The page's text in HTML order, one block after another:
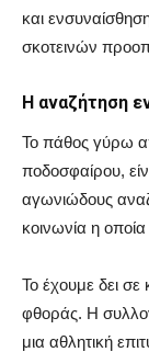
και
σκοτεινών
Η αναζήτηση
Το πάθος γύρω
ποδοσφαίρου,
αγωνιώδους
κοινωνία η
Το έχουμε δει
φθοράς. Η
μια αθλητική